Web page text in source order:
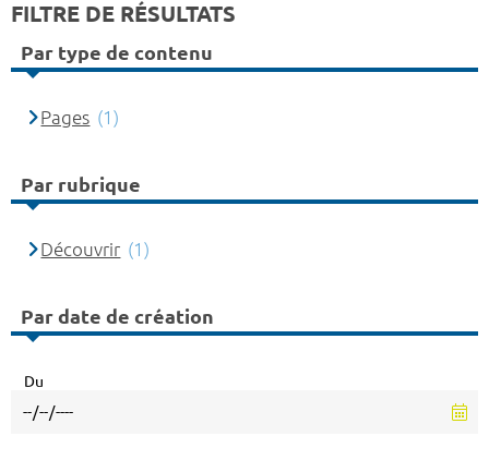
FILTRE DE RÉSULTATS
Par type de contenu
Pages (1)
Par rubrique
Découvrir (1)
Par date de création
Du